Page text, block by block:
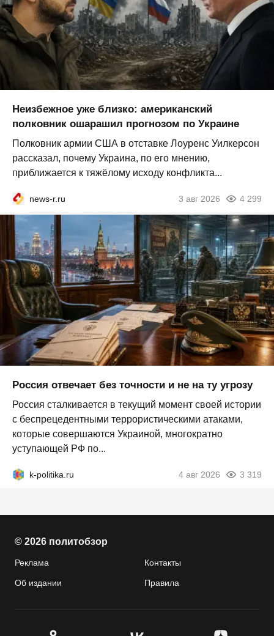
Неизбежное уже близко: американский
полковник ошарашил прогнозом по Украине
Полковник армии США в отставке Лоуренс Уилкерсон
рассказал, почему Украина, по его мнению,
приближается к тяжёлому исходу конфликта...
news-r.ru 3 авг 2026 4 299
Россия отвечает без точности и не на ту угрозу
Россия сталкивается в текущий момент своей истории
с беспрецедентными террористическими атаками,
которые совершаются Украиной, многократно
уступающей РФ по...
k-politika.ru 4 авг 2026 3 319
© 2026 политобзор
Реклама Контакты
Об издании Правила